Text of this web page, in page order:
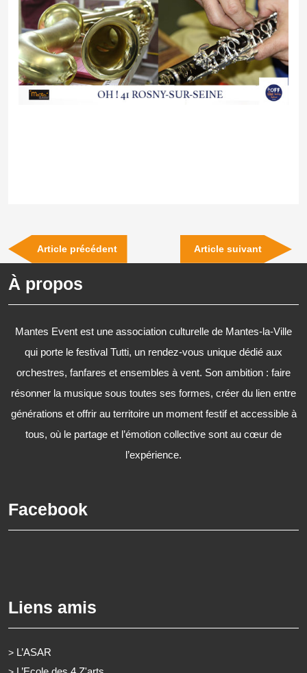
Navigation
de
l’article
Article précédentPrevious
Post
Article suivant
Next
Post
À propos
Mantes Event est une association culturelle de Mantes-la-Ville
qui porte le festival Tutti, un rendez-vous unique dédié aux
orchestres, fanfares et ensembles à vent. Son ambition : faire
résonner la musique sous toutes ses formes, créer du lien entre
générations et offrir au territoire un moment festif et accessible à
tous, où le partage et l’émotion collective sont au cœur de
l’expérience.
Facebook
Liens amis
> L’ASAR